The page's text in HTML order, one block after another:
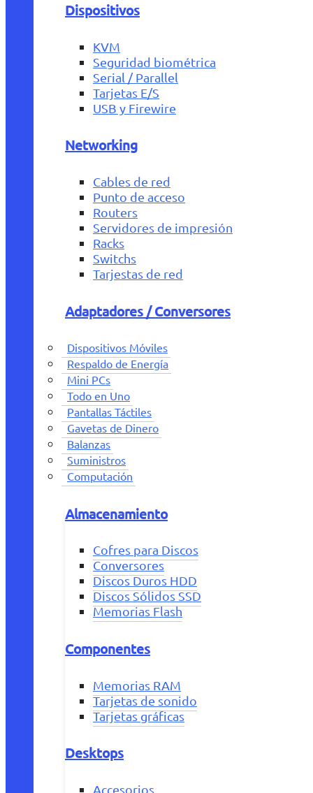
Dispositivos
KVM
Seguridad biométrica
Serial / Parallel
Tarjetas E/S
USB y Firewire
Networking
Cables de red
Punto de acceso
Routers
Servidores de impresión
Racks
Switchs
Tarjestas de red
Adaptadores / Conversores
Dispositivos Móviles
Respaldo de Energía
Mini PCs
Todo en Uno
Pantallas Táctiles
Gavetas de Dinero
Balanzas
Suministros
Computación
Almacenamiento
Cofres para Discos
Conversores
Discos Duros HDD
Discos Sólidos SSD
Memorias Flash
Componentes
Memorias RAM
Tarjetas de sonido
Tarjetas gráficas
Desktops
Accesorios